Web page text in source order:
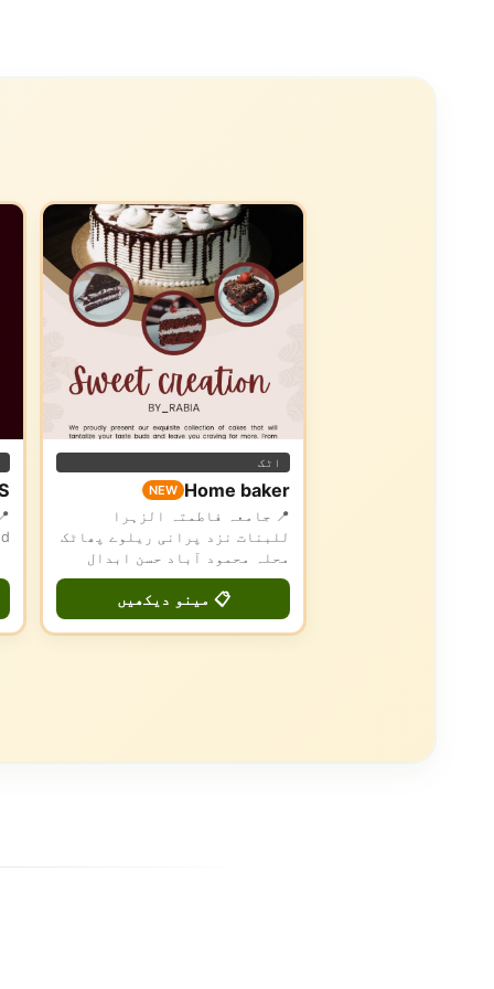
اٹک
Home baker
NEW
📍 جامعہ فاطمتہ الزہرا
للبنات نزد پرانی ریلوے پھاٹک
محلہ محمود آباد حسن ابدال
📋 مینو دیکھیں